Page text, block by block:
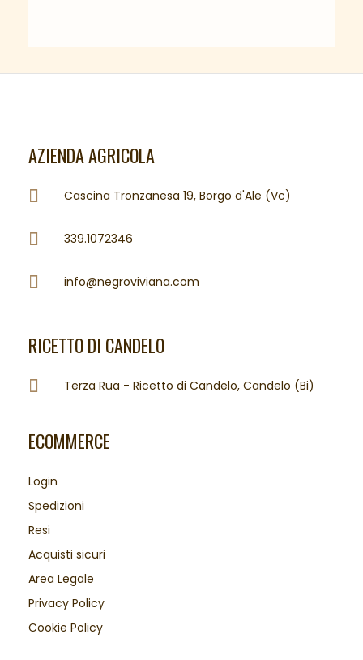
AZIENDA AGRICOLA
Cascina Tronzanesa 19, Borgo d'Ale (Vc)
339.1072346
info@negroviviana.com
RICETTO DI CANDELO
Terza Rua - Ricetto di Candelo, Candelo (Bi)
ECOMMERCE
Login
Spedizioni
Resi
Acquisti sicuri
Area Legale
Privacy Policy
Cookie Policy